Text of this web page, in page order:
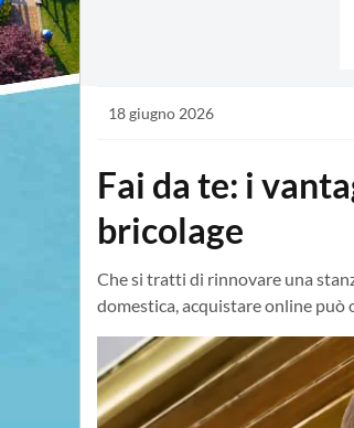
18 giugno 2026
Fai da te: i
bricolage
Che si tratti di rinnovare una
domestica, acquistare online può